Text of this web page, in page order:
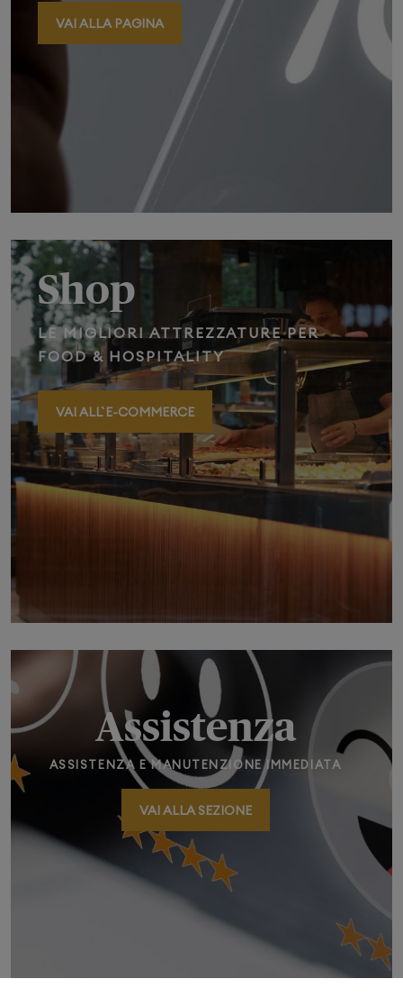
VAI ALLA PAGINA
Shop
LE MIGLIORI ATTREZZATURE PER
FOOD & HOSPITALITY
VAI ALL` E-COMMERCE
Assistenza
ASSISTENZA E MANUTENZIONE IMMEDIATA
VAI ALLA SEZIONE